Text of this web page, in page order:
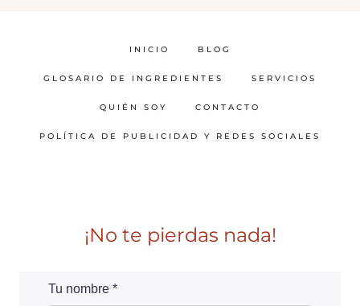
INICIO BLOG
GLOSARIO DE INGREDIENTES SERVICIOS
QUIÉN SOY CONTACTO
POLÍTICA DE PUBLICIDAD Y REDES SOCIALES
¡No te pierdas nada!
Tu nombre *